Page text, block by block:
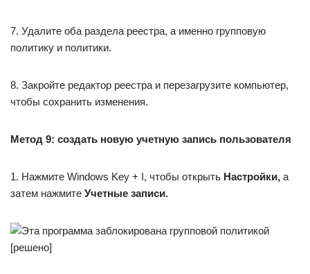
7. Удалите оба раздела реестра, а именно групповую
политику и политики.
8. Закройте редактор реестра и перезагрузите компьютер,
чтобы сохранить изменения.
Метод 9: создать новую учетную запись пользователя
1. Нажмите Windows Key + I, чтобы открыть Настройки, а
затем нажмите Учетные записи.